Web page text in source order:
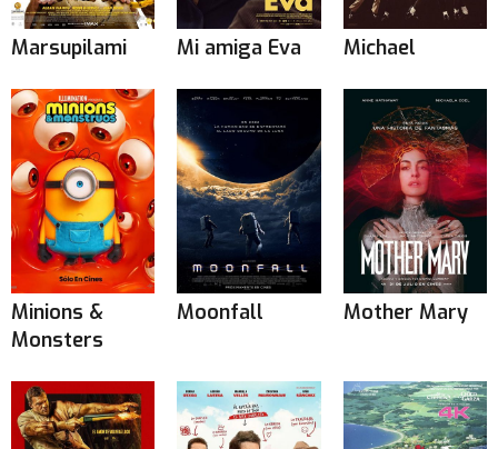
Marsupilami Mi amiga Eva Michael
Minions &
Monsters
Moonfall Mother Mary